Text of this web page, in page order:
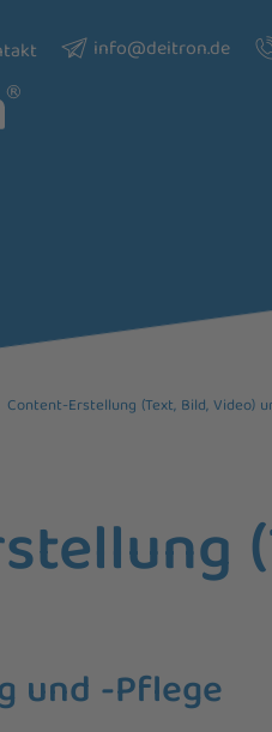
info@deitron.de
Content-Erstellung (Text, Bild, Video)
und -Pflege